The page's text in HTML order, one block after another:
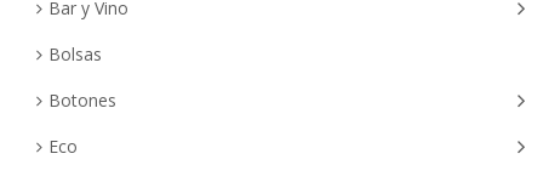
Bar y Vino
Bolsas
Botones
Eco